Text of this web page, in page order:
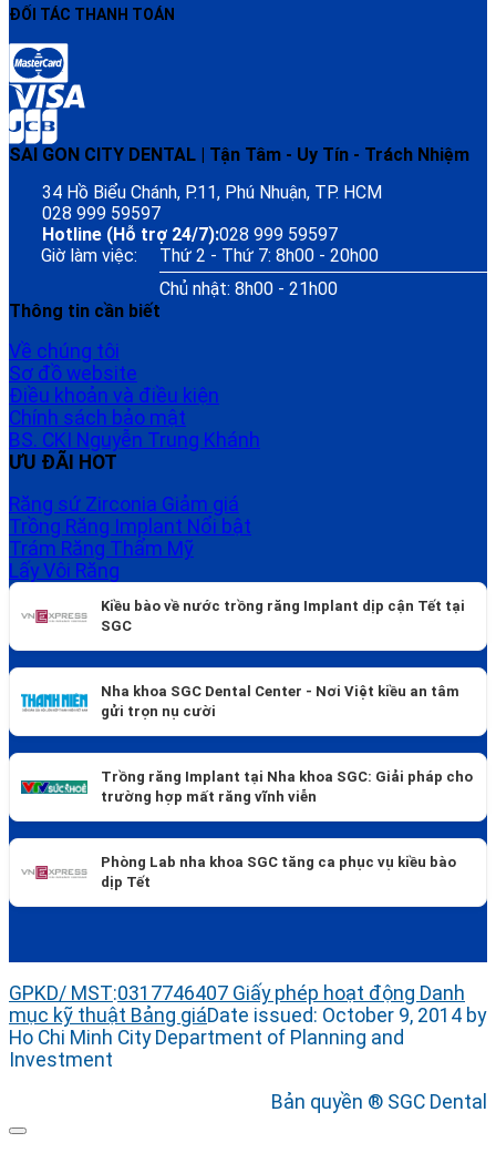
ĐỐI TÁC THANH TOÁN
SAI GON CITY DENTAL | Tận Tâm - Uy Tín - Trách Nhiệm
34 Hồ Biểu Chánh, P.11, Phú Nhuận, TP. HCM
028 999 59597
Hotline (Hỗ trợ 24/7):028 999 59597
Giờ làm việc:
Thứ 2 - Thứ 7: 8h00 - 20h00
Chủ nhật: 8h00 - 21h00
Thông tin cần biết
Về chúng tôi
Sơ đồ website
Điều khoản và điều kiện
Chính sách bảo mật
BS. CKI Nguyễn Trung Khánh
ƯU ĐÃI HOT
Răng sứ Zirconia
Trồng Răng Implant
Trám Răng Thẩm Mỹ
Lấy Vôi Răng
Kiều bào về nước trồng răng Implant dịp cận Tết tại
SGC
Nha khoa SGC Dental Center - Nơi Việt kiều an tâm
gửi trọn nụ cười
Trồng răng Implant tại Nha khoa SGC: Giải pháp cho
trường hợp mất răng vĩnh viễn
Phòng Lab nha khoa SGC tăng ca phục vụ kiều bào
dịp Tết
GPKD/ MST:0317746407 Giấy phép hoạt động Danh
mục kỹ thuật Bảng giáDate issued: October 9, 2014 by
Ho Chi Minh City Department of Planning and
Investment
Bản quyền ® SGC Dental